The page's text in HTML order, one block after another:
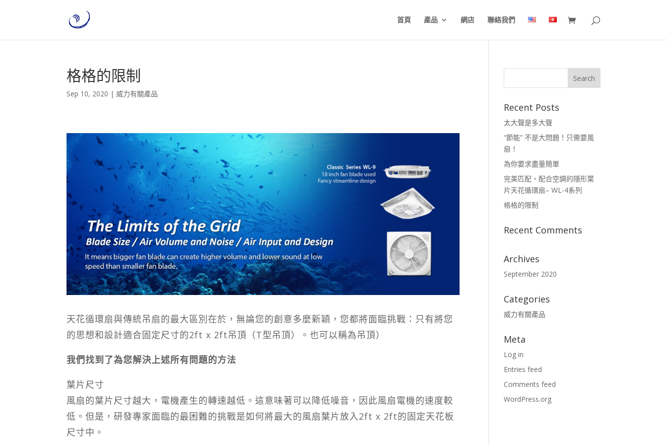
首頁 產品 網店 聯絡我們
格格的限制
Sep 10, 2020 | 威力有關產品
天花循環扇與傳統吊扇的最大區別在於，無論您的創意多麼新穎，您都將面臨挑戰：只有將您
的思想和設計適合固定尺寸的2ft x 2ft吊頂（T型吊頂）。也可以稱為吊頂）
我們找到了為您解決上述所有問題的方法
葉片尺寸
風扇的葉片尺寸越大，電機產生的轉速越低。這意味著可以降低噪音，因此風扇電機的速度較
低。但是，研發專家面臨的最困難的挑戰是如何將最大的風扇葉片放入2ft x 2ft的固定天花板
尺寸中。
Recent Posts
太大聲是多大聲
“節能” 不是大問題！只需要風
扇！
為你要求盡量簡單
完美匹配，配合空調的隱形葉
片天花循環扇– WL-4系列
格格的限制
Recent Comments
Archives
September 2020
Categories
威力有關產品
Meta
Log in
Entries feed
Comments feed
WordPress.org